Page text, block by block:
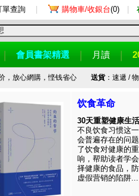
單查詢 購物車/收銀台(0)
會員書架精選 月讀
，放心網購，悭钱省心 送貨：速遞 /
饮食革命
30天重塑健康生活
不良饮食习惯这
会普遍存在的问
了饮食对健康的
响，帮助读者学
择健康的食品，
虚假营销的陷阱...